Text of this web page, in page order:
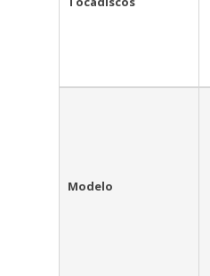
Modelo